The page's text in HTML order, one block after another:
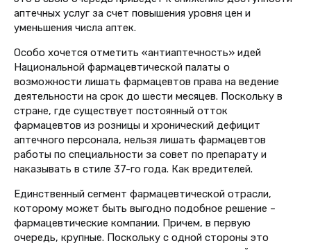
аптечных услуг за счет повышения уровня цен и
уменьшения числа аптек.
Особо хочется отметить «антиаптечность» идей
Национальной фармацевтической палаты о
возможности лишать фармацевтов права на ведение
деятельности на срок до шести месяцев. Поскольку в
стране, где существует постоянный отток
фармацевтов из розницы и хронический дефицит
аптечного персонала, нельзя лишать фармацевтов
работы по специальности за совет по препарату и
наказывать в стиле 37-го года. Как вредителей.
Единственный сегмент фармацевтической отрасли,
которому может быть выгодно подобное решение –
фармацевтические компании. Причем, в первую
очередь, крупные. Поскольку с одной стороны это